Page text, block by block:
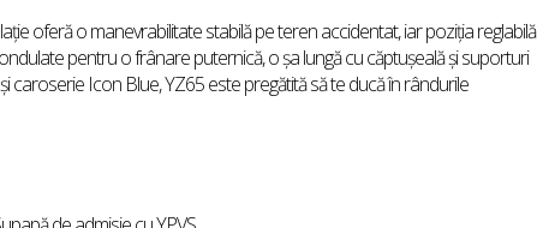
oferă o manevrabilitate stabilă pe teren accidentat, iar poziția reglabilă
pentru o frânare puternică, o șa lungă cu căptușeală și suporturi
caroserie Icon Blue, YZ65 este pregătită să te ducă în rândurile